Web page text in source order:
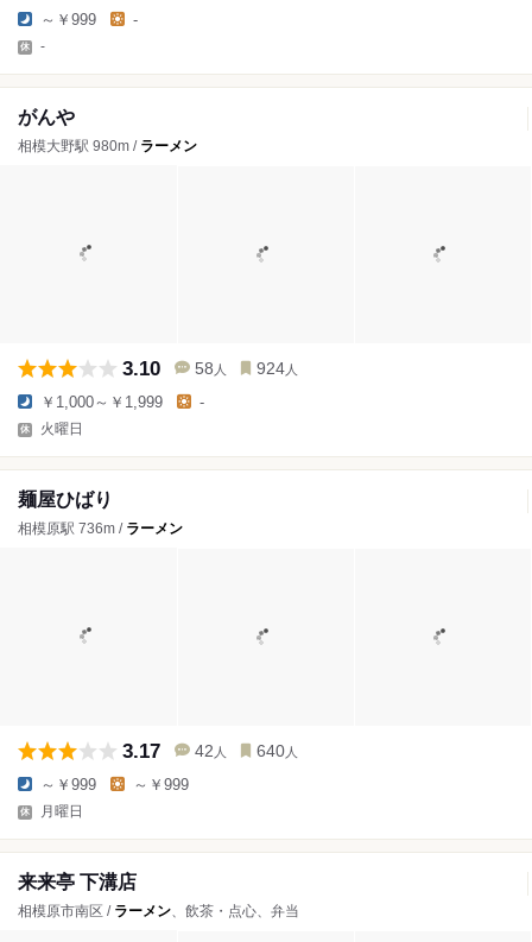
～￥999 -
-
がんや
相模大野駅 980m / ラーメン
3.10 58 人 924 人
￥1,000～￥1,999 -
火曜日
麺屋ひばり
相模原駅 736m / ラーメン
3.17 42 人 640 人
～￥999 ～￥999
月曜日
来来亭 下溝店
相模原市南区 / ラーメン、飲茶・点心、弁当